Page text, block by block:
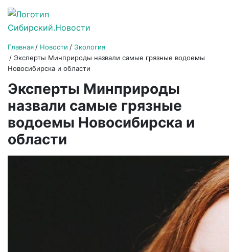
Главная Новости
Экология
Эксперты Минприроды назвали самые грязные водоемы
Новосибирска и области
Эксперты Минприроды
назвали самые грязные
водоемы Новосибирска и
области